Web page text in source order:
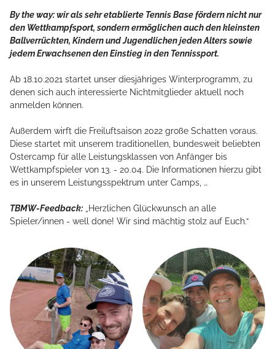
By the way: wir als sehr etablierte Tennis Base fördern nicht nur
den Wettkampfsport, sondern ermöglichen auch den kleinsten
Ballverrückten, Kindern und Jugendlichen jeden Alters sowie
jedem Erwachsenen den Einstieg in den Tennissport.
Ab 18.10.2021 startet unser diesjähriges Winterprogramm, zu
denen sich auch interessierte Nichtmitglieder aktuell noch
anmelden können.
Außerdem wirft die Freiluftsaison 2022 große Schatten voraus.
Diese startet mit unserem traditionellen, bundesweit beliebten
Ostercamp für alle Leistungsklassen von Anfänger bis
Wettkampfspieler von 13. - 20.04. Die Informationen hierzu gibt
es in unserem Leistungsspektrum unter Camps, …
TBMW-Feedback: „Herzlichen Glückwunsch an alle
Spieler/innen - well done! Wir sind mächtig stolz auf Euch.“